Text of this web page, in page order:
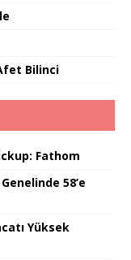
Bilinci
Fathom
58’e
Yüksek